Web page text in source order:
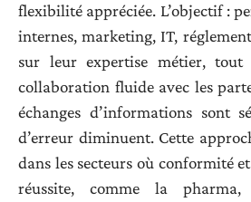
flexibilité appréciée. L’objectif :
internes, marketing, IT,
sur leur expertise métier, tout
collaboration fluide avec les
échanges d’informations sont
d’erreur diminuent. Cette
dans les secteurs où conformité
réussite, comme la